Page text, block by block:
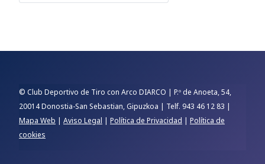
© Club Deportivo de Tiro con Arco DIARCO | P.º de Anoeta, 54,
20014 Donostia-San Sebastian, Gipuzkoa | Telf. 943 46 12 83 |
Mapa Web | Aviso Legal | Política de Privacidad | Política de
cookies